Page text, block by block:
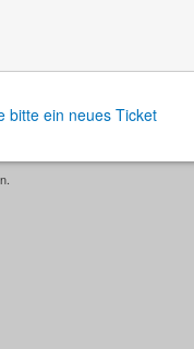
bitte ein neues Ticket